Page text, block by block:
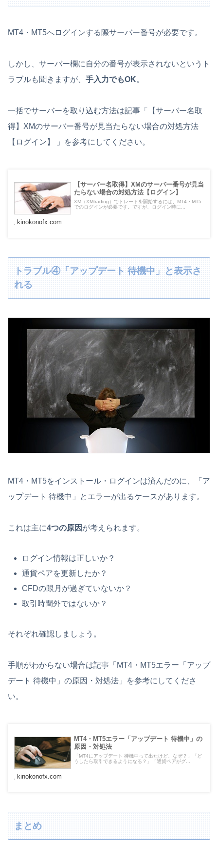
MT4・MT5へログインする際サーバー番号が必要です。
しかし、サーバー欄に自分の番号が表示されないというト
ラブルも聞きますが、 手入力でもOK。
一括でサーバーを取り込む方法は記事「【サーバー名取
得】XMのサーバー番号が見当たらない場合の対処方法
【ログイン】 」を参考にしてください。
【サーバー名取得】XMのサーバー番号が見当
たらない場合の対処方法【ログイン】
XM（XMtrading）でトレードを開始するには、MT4・MT5
でのログインが必要です。ですが、ログイン時に...
kinokonofx.com
トラブル④「アップデート 待機中」と表示さ
れる
MT4・MT5をインストール・ログインは済んだのに、「ア
ップデート 待機中」とエラーが出るケースがあります。
これは主に4つの原因 が考えられます。
ログイン情報は正しいか？
通貨ペアを更新したか？
CFDの限月が過ぎていないか？
取引時間外ではないか？
それぞれ確認しましょう。
手順がわからない場合は記事「MT4・MT5エラー「アップ
デート 待機中」の原因・対処法」を参考にしてくださ
い。
MT4・MT5エラー「アップデート 待機中」の
原因・対処法
「MT4にアップデート 待機中って出たけど、なぜ？」「ど
うしたら取引できるようになる？」「通貨ペアがグ...
kinokonofx.com
まとめ